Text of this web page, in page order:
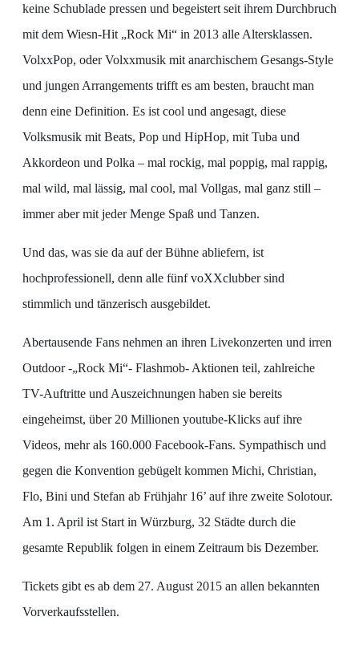
keine Schublade pressen und begeistert seit ihrem Durchbruch
mit dem Wiesn-Hit „Rock Mi“ in 2013 alle Altersklassen.
VolxxPop, oder Volxxmusik mit anarchischem Gesangs-Style
und jungen Arrangements trifft es am besten, braucht man
denn eine Definition. Es ist cool und angesagt, diese
Volksmusik mit Beats, Pop und HipHop, mit Tuba und
Akkordeon und Polka – mal rockig, mal poppig, mal rappig,
mal wild, mal lässig, mal cool, mal Vollgas, mal ganz still –
immer aber mit jeder Menge Spaß und Tanzen.
Und das, was sie da auf der Bühne abliefern, ist
hochprofessionell, denn alle fünf voXXclubber sind
stimmlich und tänzerisch ausgebildet.
Abertausende Fans nehmen an ihren Livekonzerten und irren
Outdoor -„Rock Mi“- Flashmob- Aktionen teil, zahlreiche
TV-Auftritte und Auszeichnungen haben sie bereits
eingeheimst, über 20 Millionen youtube-Klicks auf ihre
Videos, mehr als 160.000 Facebook-Fans. Sympathisch und
gegen die Konvention gebügelt kommen Michi, Christian,
Flo, Bini und Stefan ab Frühjahr 16’ auf ihre zweite Solotour.
Am 1. April ist Start in Würzburg, 32 Städte durch die
gesamte Republik folgen in einem Zeitraum bis Dezember.
Tickets gibt es ab dem 27. August 2015 an allen bekannten
Vorverkaufsstellen.